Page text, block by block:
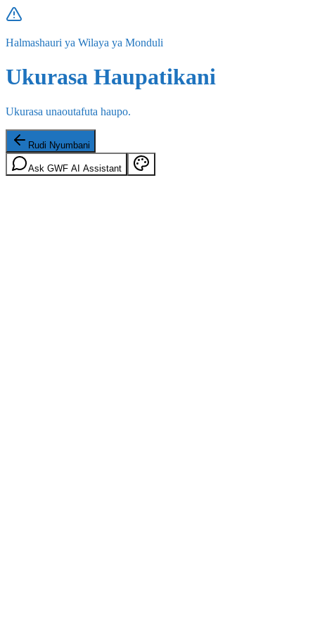
Halmashauri ya Wilaya ya Monduli
Ukurasa Haupatikani
Ukurasa unaoutafuta haupo.
Rudi Nyumbani
Ask GWF AI Assistant